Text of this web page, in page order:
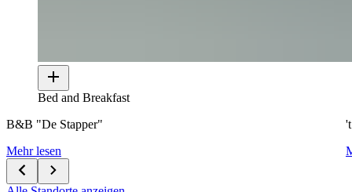
Bed and Breakfast
B&B "De Stapper"
Mehr lesen